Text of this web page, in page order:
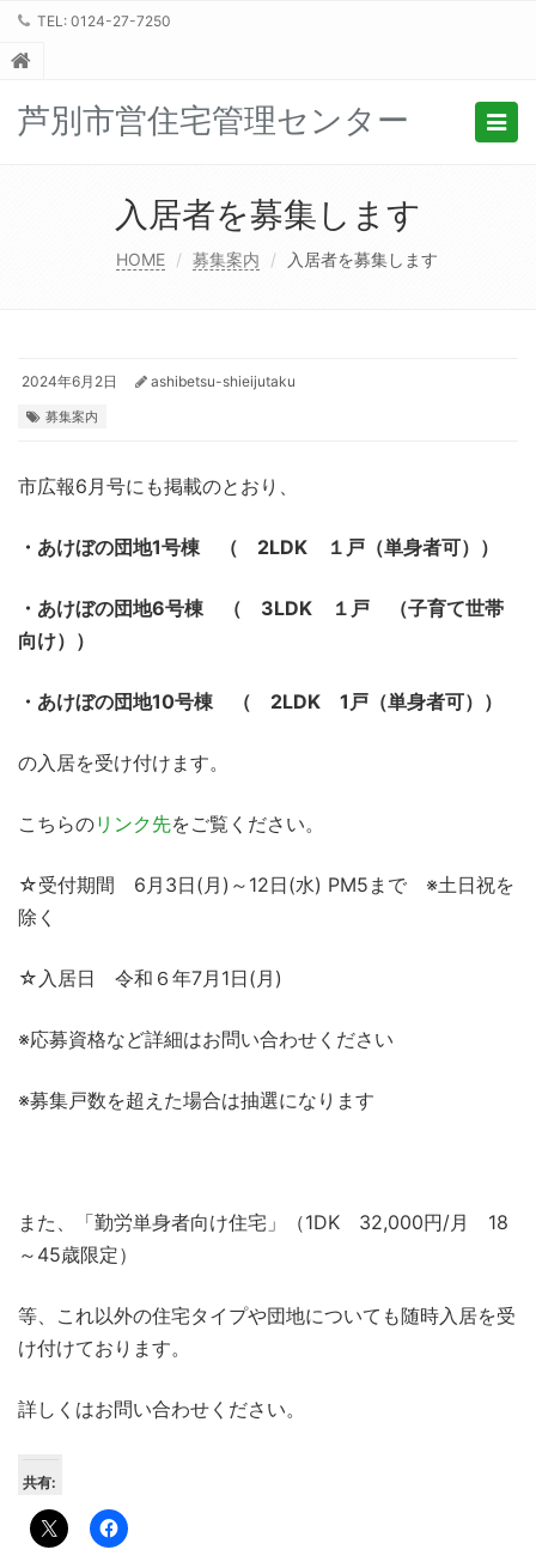
TEL: 0124-27-7250
芦別市営住宅管理センター
入居者を募集します
HOME 募集案内 入居者を募集します
2024年6月2日 ashibetsu-shieijutaku
募集案内
市広報6月号にも掲載のとおり、
・あけぼの団地1号棟 （ 2LDK １戸（単身者可））
・あけぼの団地6号棟（ 3LDK １戸 （子育て世帯
向け））
・あけぼの団地10号棟 （ 2LDK 1戸（単身者可））
の入居を受け付けます。
こちらのリンク先をご覧ください。
☆受付期間 6月3日(月)～12日(水) PM5まで ※土日祝を
除く
☆入居日 令和６年7月1日(月)
※応募資格など詳細はお問い合わせください
※募集戸数を超えた場合は抽選になります
また、「勤労単身者向け住宅」（1DK 32,000円/月 18
～45歳限定）
等、これ以外の住宅タイプや団地についても随時入居を受
け付けております。
詳しくはお問い合わせください。
共有: